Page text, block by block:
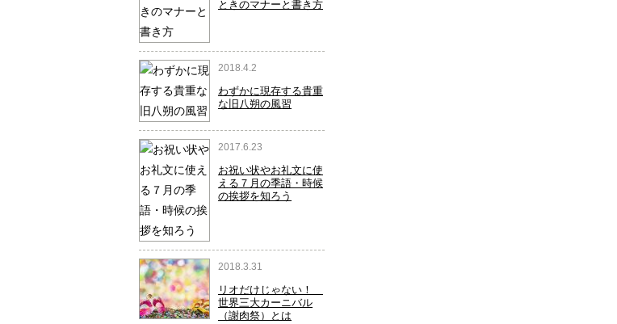
ときのマナーと書き方
2018.4.2
わずかに現存する貴重
な旧八朔の風習
2017.6.23
お祝い状やお礼文に使
える７月の季語・時候
の挨拶を知ろう
2018.3.31
リオだけじゃない！
世界三大カーニバル
（謝肉祭）とは